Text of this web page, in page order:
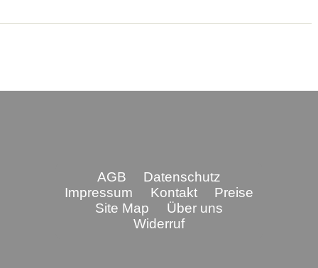
AGB
Datenschutz
Impressum
Kontakt
Preise
Site Map
Über uns
Widerruf